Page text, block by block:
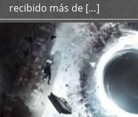
recibido más de […]